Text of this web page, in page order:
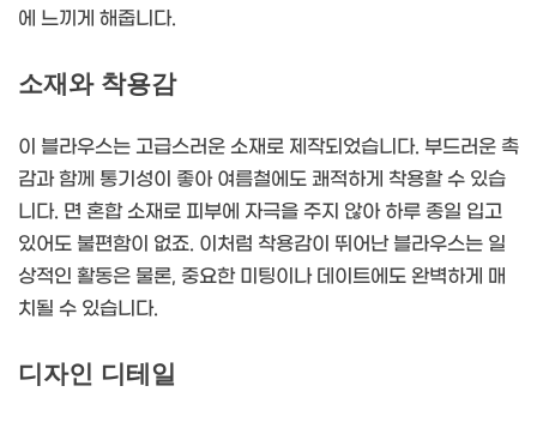
에 느끼게 해줍니다.
소재와 착용감
이 블라우스는 고급스러운 소재로 제작되었습니다. 부드러운 촉
감과 함께 통기성이 좋아 여름철에도 쾌적하게 착용할 수 있습
니다. 면 혼합 소재로 피부에 자극을 주지 않아 하루 종일 입고
있어도 불편함이 없죠. 이처럼 착용감이 뛰어난 블라우스는 일
상적인 활동은 물론, 중요한 미팅이나 데이트에도 완벽하게 매
치될 수 있습니다.
디자인 디테일